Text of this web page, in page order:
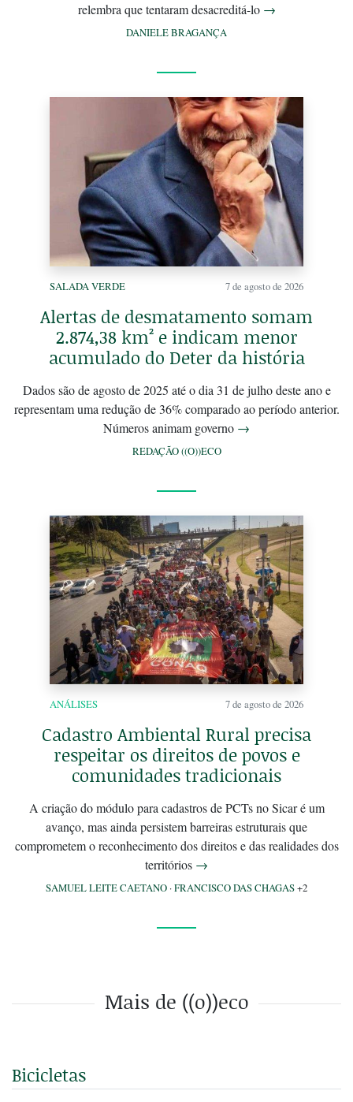
relembra que tentaram desacreditá-lo →
DANIELE BRAGANÇA
SALADA VERDE 7 de agosto de 2026
Alertas de desmatamento somam
2.874,38 km² e indicam menor
acumulado do Deter da história
Dados são de agosto de 2025 até o dia 31 de julho deste ano e
representam uma redução de 36% comparado ao período anterior.
Números animam governo →
REDAÇÃO ((O))ECO
ANÁLISES 7 de agosto de 2026
Cadastro Ambiental Rural precisa
respeitar os direitos de povos e
comunidades tradicionais
A criação do módulo para cadastros de PCTs no Sicar é um
avanço, mas ainda persistem barreiras estruturais que
comprometem o reconhecimento dos direitos e das realidades dos
territórios →
SAMUEL LEITE CAETANO ·FRANCISCO DAS CHAGAS+2
Mais de ((o))eco
Bicicletas